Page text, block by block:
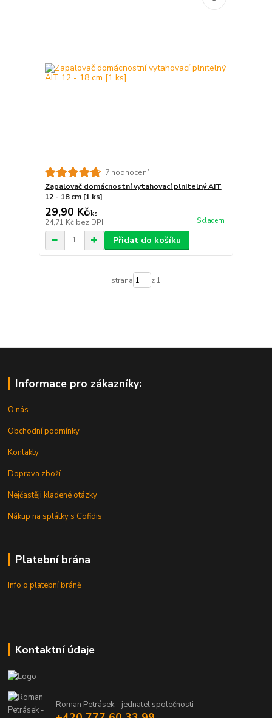
7 hodnocení
Zapalovač domácnostní vytahovací plnitelný AIT
12 - 18 cm [1 ks]
29,90 Kč/ks
24,71 Kč bez DPH Skladem
Přidat do košíku
strana z 1
Informace pro zákazníky:
O nás
Obchodní podmínky
Kontakty
Doprava zboží
Nejčastěji kladené otázky
Nákup na splátky s Cofidis
Platební brána
Info o platební bráně
Kontaktní údaje
Roman Petrásek - jednatel společnosti